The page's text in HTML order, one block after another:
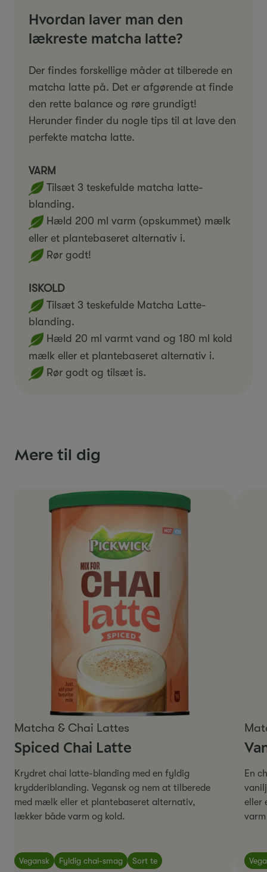
Hvordan laver man den
lækreste matcha latte?
Der findes forskellige måder at tilberede en
matcha latte på. Det er afgørende at finde
den rette balance og røre grundigt!
Herunder finder du nogle tips til at lave den
perfekte matcha latte.
VARM
Tilsæt 3 teskefulde matcha latte-
blanding.
Hæld 200 ml varm (opskummet) mælk
eller et plantebaseret alternativ i.
Rør godt!
ISKOLD
Tilsæt 3 teskefulde Matcha Latte-
blanding.
Hæld 20 ml varmt vand og 180 ml kold
mælk eller et plantebaseret alternativ i.
Rør godt og tilsæt is.
Mere til dig
Matcha & Chai Lattes
Spiced Chai Latte
Krydret chai latte-blanding med en fyldig
krydderiblanding. Vegansk og nem at tilberede
med mælk eller et plantebaseret alternativ,
lækker både varm og kold.
Vegansk Fyldig chai-smag Sort te
En
eller